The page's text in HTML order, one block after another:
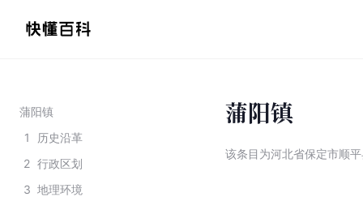
蒲阳镇
1
历史沿革
2 行政区划
3 地理环境
蒲阳镇
该条目为河北省保定市顺